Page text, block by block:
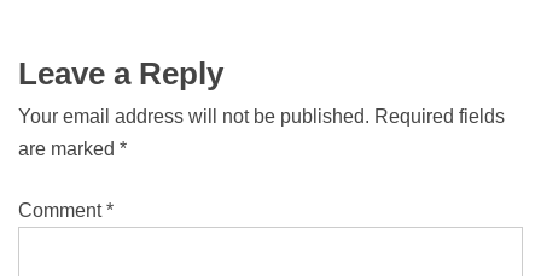
Leave a Reply
Your email address will not be published. Required fields
are marked *
Comment*